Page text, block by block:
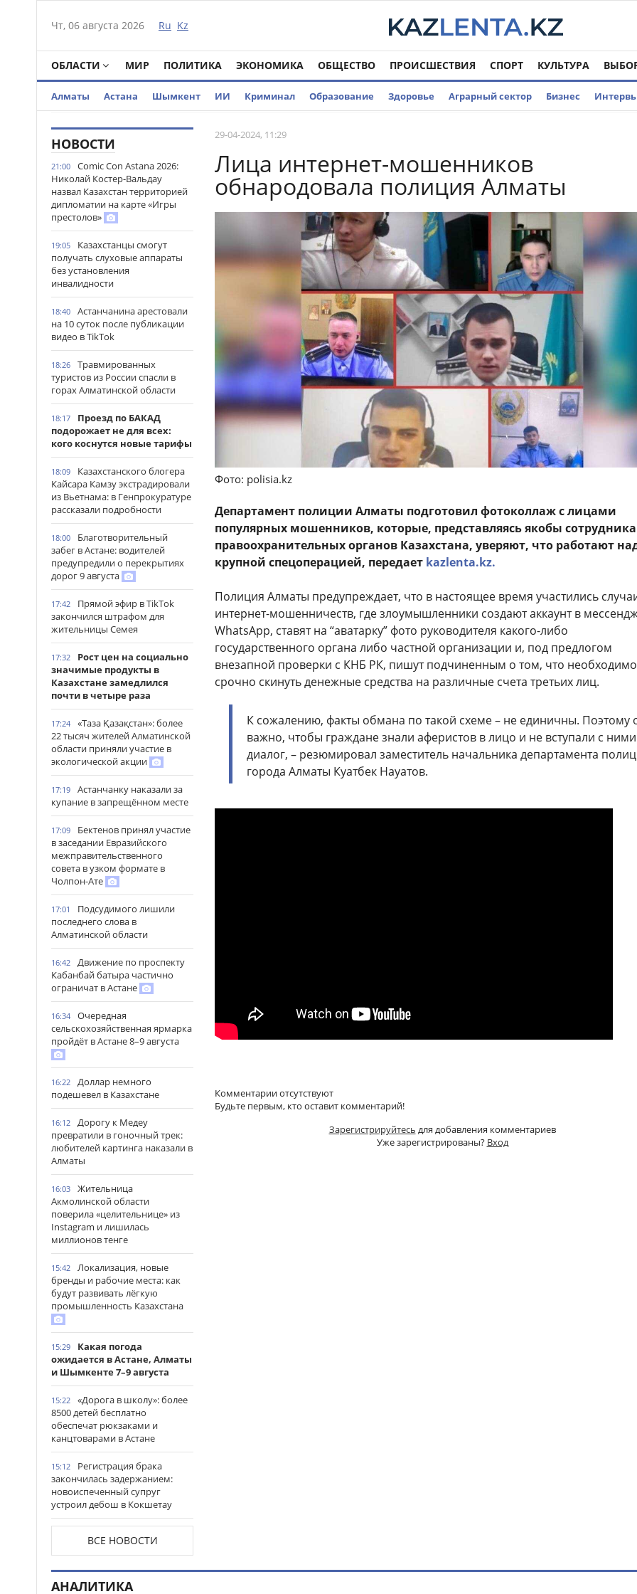
Чт, 06 августа 2026 Ru Kz
ОБЛАСТИ МИР ПОЛИТИКА ЭКОНОМИКА ОБЩЕСТВО ПРОИСШЕСТВИЯ СПОРТ КУЛЬТУРА
Алматы Астана Шымкент ИИ Криминал Образование Здоровье Аграрный сектор Бизнес
НОВОСТИ
21:00
Comic Con Astana 2026:
Николай Костер-Вальдау
назвал Казахстан территорией
дипломатии на карте «Игры
престолов»
19:05
Казахстанцы смогут
получать слуховые аппараты
без установления
инвалидности
18:40
Астанчанина арестовали
на 10 суток после публикации
видео в TikTok
18:26
Травмированных
туристов из России спасли в
горах Алматинской области
18:17
Проезд по БАКАД
подорожает не для всех:
кого коснутся новые тарифы
18:09
Казахстанского блогера
Кайсара Камзу экстрадировали
из Вьетнама: в Генпрокуратуре
рассказали подробности
18:00
Благотворительный
забег в Астане: водителей
предупредили о перекрытиях
дорог 9 августа
17:42
Прямой эфир в TikTok
закончился штрафом для
жительницы Семея
17:32
Рост цен на социально
значимые продукты в
Казахстане замедлился
почти в четыре раза
17:24
«Таза Қазақстан»: более
22 тысяч жителей Алматинской
области приняли участие в
экологической акции
17:19
Астанчанку наказали за
купание в запрещённом месте
17:09
Бектенов принял участие
в заседании Евразийского
межправительственного
совета в узком формате в
Чолпон-Ате
17:01
Подсудимого лишили
последнего слова в
Алматинской области
16:42
Движение по проспекту
Кабанбай батыра частично
ограничат в Астане
16:34
Очередная
сельскохозяйственная ярмарка
пройдёт в Астане 8–9 августа
16:22
Доллар немного
подешевел в Казахстане
16:12
Дорогу к Медеу
превратили в гоночный трек:
любителей картинга наказали в
Алматы
16:03
Жительница
Акмолинской области
поверила «целительнице» из
Instagram и лишилась
миллионов тенге
15:42
Локализация, новые
бренды и рабочие места: как
будут развивать лёгкую
промышленность Казахстана
15:29
Какая погода
ожидается в Астане, Алматы
и Шымкенте 7–9 августа
15:22
«Дорога в школу»: более
8500 детей бесплатно
обеспечат рюкзаками и
канцтоварами в Астане
15:12
Регистрация брака
закончилась задержанием:
новоиспеченный супруг
устроил дебош в Кокшетау
Сауран началась реставрация
исторических памятников
14:53
Выезд на встречную
ВСЕ НОВОСТИ
29-04-2024, 11:29
Лица интернет-мошенников
обнародовала полиция Алматы
Фото: polisia.kz
Департамент полиции Алматы подготовил фотоколлаж с лицами
популярных мошенников, которые, представляясь якобы
правоохранительных органов Казахстана, уверяют, что работают
крупной спецоперацией, передает kazlenta.kz.
Полиция Алматы предупреждает, что в настоящее время участились
интернет-мошенничеств, где злоумышленники создают аккаунт в
WhatsApp, ставят на “аватарку” фото руководителя какого-либо
государственного органа либо частной организации и, под предлогом
внезапной проверки с КНБ РК, пишут подчиненным о том, что необходимо
срочно скинуть денежные средства на различные счета третьих лиц.
К сожалению, факты обмана по такой схеме – не единичны. Поэтому
важно, чтобы граждане знали аферистов в лицо и не вступали с
диалог, – резюмировал заместитель начальника департамента
города Алматы Куатбек Науатов.
Комментарии отсутствуют
Будьте первым, кто оставит комментарий!
Зарегистрируйтесь для добавления комментариев
Уже зарегистрированы? Вход
АНАЛИТИКА